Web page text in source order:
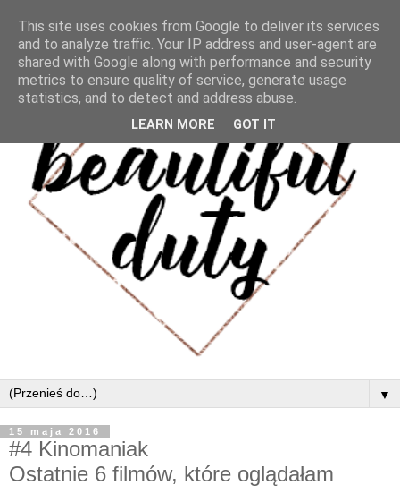
▼
15 maja 2016
#4 Kinomaniak
Ostatnie 6 filmów, które oglądałam
This site uses cookies from Google to deliver its services
and to analyze traffic. Your IP address and user-agent are
shared with Google along with performance and security
metrics to ensure quality of service, generate usage
statistics, and to detect and address abuse.
LEARN MORE GOT IT